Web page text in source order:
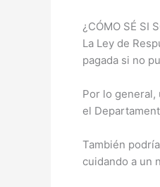
¿CÓMO SÉ SI
La Ley de
pagada si no
Por lo general,
el
También
cuidando a un